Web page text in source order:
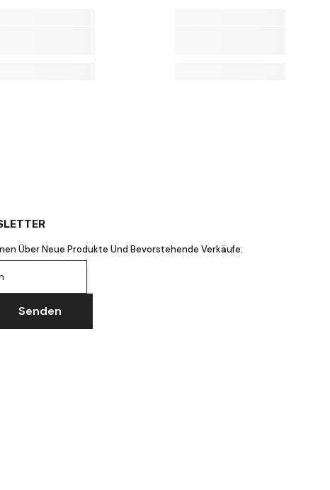
Über Neue Produkte Und Bevorstehende Verkäufe.
Senden